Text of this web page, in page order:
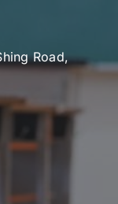
Road,